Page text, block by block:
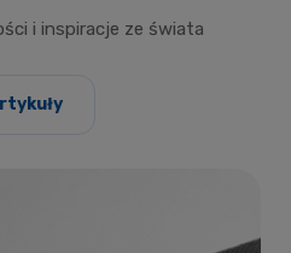
i inspiracje ze świata